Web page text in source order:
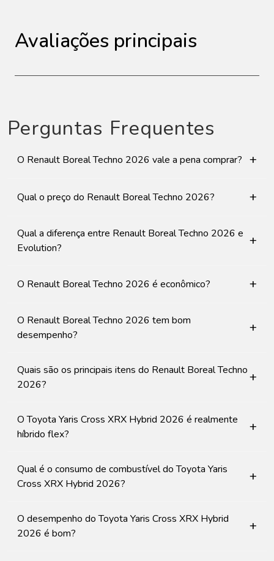
Avaliações principais
Perguntas Frequentes
O Renault Boreal Techno 2026 vale a pena comprar? +
Qual o preço do Renault Boreal Techno 2026? +
Qual a diferença entre Renault Boreal Techno 2026 e
Evolution?
+
O Renault Boreal Techno 2026 é econômico? +
O Renault Boreal Techno 2026 tem bom
desempenho?
+
Quais são os principais itens do Renault Boreal Techno
2026?
+
O Toyota Yaris Cross XRX Hybrid 2026 é realmente
híbrido flex?
+
Qual é o consumo de combustível do Toyota Yaris
Cross XRX Hybrid 2026?
+
O desempenho do Toyota Yaris Cross XRX Hybrid
2026 é bom?
+